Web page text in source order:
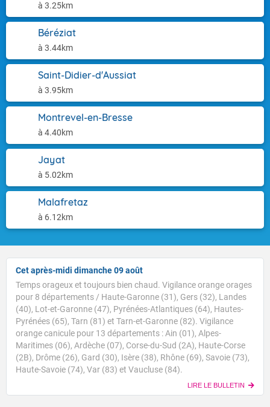
à 3.25km
Béréziat
à 3.44km
Saint-Didier-d'Aussiat
à 3.95km
Montrevel-en-Bresse
à 4.40km
Jayat
à 5.02km
Malafretaz
à 6.12km
Cet après-midi dimanche 09 août
Temps orageux et toujours bien chaud. Vigilance orange orages
pour 8 départements / Haute-Garonne (31), Gers (32), Landes
(40), Lot-et-Garonne (47), Pyrénées-Atlantiques (64), Hautes-
Pyrénées (65), Tarn (81) et Tarn-et-Garonne (82). Vigilance
orange canicule pour 13 départements : Ain (01), Alpes-
Maritimes (06), Ardèche (07), Corse-du-Sud (2A), Haute-Corse
(2B), Drôme (26), Gard (30), Isère (38), Rhône (69), Savoie (73),
Haute-Savoie (74), Var (83) et Vaucluse (84).
LIRE LE BULLETIN
Voici les températures relevées à 10h suivies des
maximales prévues cet après-midi : Brest : 20/27 Paris
: 23/34 Lyon : 25/37 Biarritz : 24/27 Cherbourg : 24/27
Tours : 27/34 Clermont-Fd : 29/34 Perpignan : 29/32